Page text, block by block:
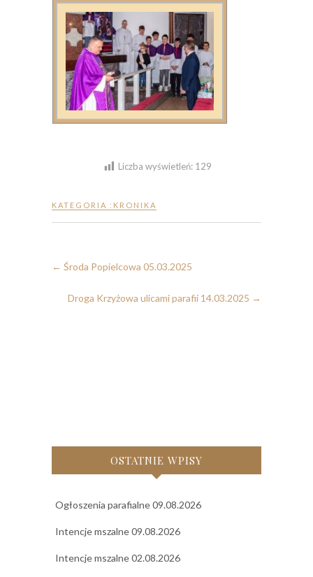
Liczba wyświetleń: 129
KATEGORIA : KRONIKA
← Środa Popielcowa 05.03.2025
Droga Krzyżowa ulicami parafii 14.03.2025 →
OSTATNIE WPISY
Ogłoszenia parafialne 09.08.2026
Intencje mszalne 09.08.2026
Intencje mszalne 02.08.2026